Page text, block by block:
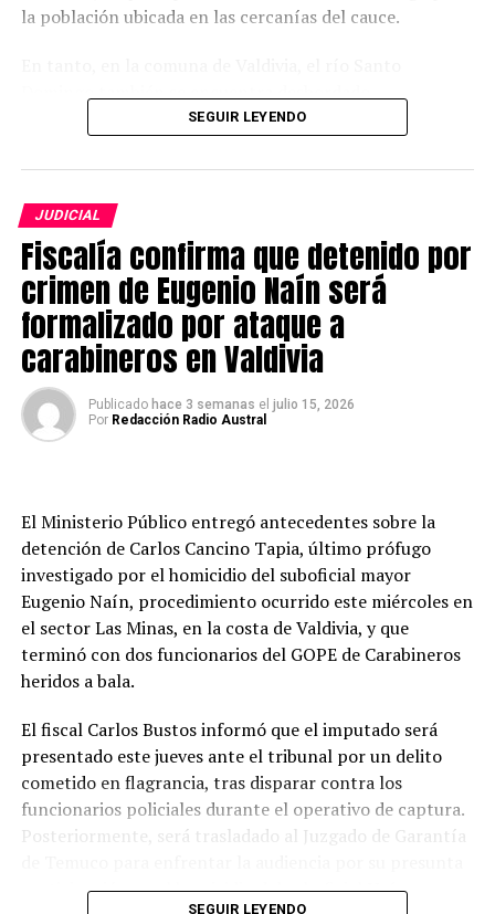
la población ubicada en las cercanías del cauce.
provocando la interrupción de la conectividad en la
cercanas.
La Alerta Roja comenzó a regir este lunes y
permanecerá vigente hasta que las condiciones del
evento lo ameriten. Con esta medida, Senapred indicó
que se movilizarán todos los recursos necesarios y
disponibles para enfrentar la emergencia y controlar
sus efectos, considerando la magnitud y severidad de la
situación.
Asimismo, el organismo informó que continúa vigente la
Medidas de prevención
Senapred instruyó a los municipios y a los organismos
que integran el Sistema Nacional de Prevención y
Respuesta ante Desastres (Sinapred) a mantener una
evaluación y monitoreo permanente de las zonas de
riesgo, adoptando las medidas necesarias para
Comités para la Gestión del Riesgo de Desastres.
Además, la Unidad Regional de Alerta Temprana
continuará monitoreando los puntos críticos y
coordinando las acciones de respuesta y rehabilitación.
Entre las recomendaciones emitidas se encuentra el
SEGUIR LEYENDO
JUDICIAL
Fiscalía confirma que detenido por
crimen de Eugenio Naín será
formalizado por ataque a
carabineros en Valdivia
Publicado hace 3 semanas el julio 15, 2026
Por Redacción Radio Austral
El Ministerio Público entregó antecedentes sobre la
detención de Carlos Cancino Tapia, último prófugo
investigado por el homicidio del suboficial mayor
Eugenio Naín, procedimiento ocurrido este miércoles en
el sector Las Minas, en la costa de Valdivia, y que
terminó con dos funcionarios del GOPE de Carabineros
heridos a bala.
El fiscal Carlos Bustos informó que el imputado será
presentado este jueves ante el tribunal por un delito
cometido en flagrancia, tras disparar contra los
funcionarios policiales durante el operativo de captura.
Posteriormente, será trasladado al Juzgado de Garantía
participación en el homicidio del suboficial Naín.
SEGUIR LEYENDO